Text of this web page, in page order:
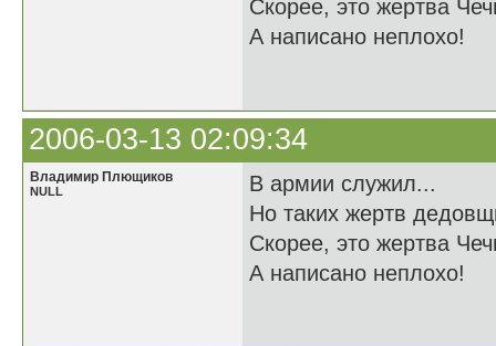
Скорее, это жертва
А написано неплохо!
2006-03-13 02:09:34
Владимир Плющиков
NULL
В армии служил...
Но таких жертв
Скорее, это жертва
А написано неплохо!